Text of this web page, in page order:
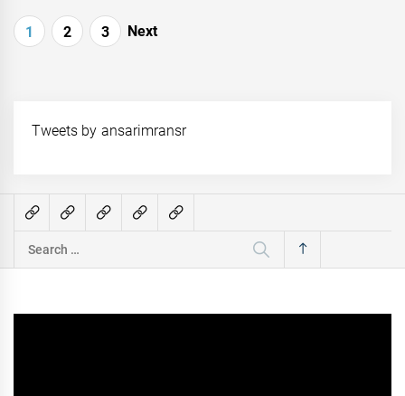
Posts
1 2 3 Next
Tweets by ansarimransr
Search
for: